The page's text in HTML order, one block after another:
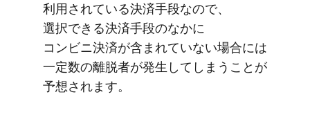
利用されている​決済手段なので、​
選択できる​決済手段の​なかに​
コンビニ決済が​含まれていない​場合には​
一定数の​離脱者が​発生してしまうことが​
予想されます。